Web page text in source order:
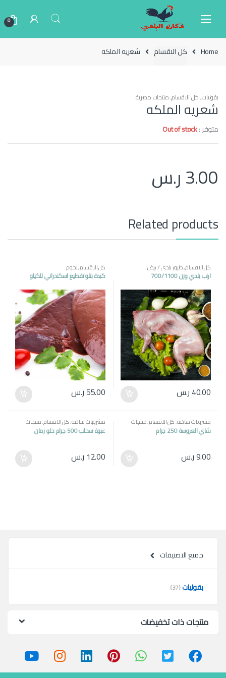
0
Home كل الاقسام شعريه الملكه
بقوليات,كل الاقسام,منتجات مصرية
شعريه الملكه
متوفر :Out of stock
3.00ر.س
Related products
كل الاقسام,طيور بلدي / بيض
ارنب بلدي وزن 700/1100
40.00 ر.س
كل الاقسام,لحوم
كبدة بتلو تقطيع اسكندراني للكيلو
55.00ر.س
مشروبات ساخنه,كل الاقسام,منتجات
مصرية
شاي العروسة 250 جرام
9.00ر.س
مشروبات ساخنه,كل الاقسام,منتجات
مصرية
عبوة سحلب 500 جرام حلو زمان
12.00 ر.س
جميع التصنيفات
بقوليات(37)
منتجات ذات تخفيضات